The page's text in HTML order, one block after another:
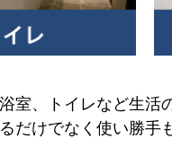
室、トイレなど生活
だけでなく使い勝